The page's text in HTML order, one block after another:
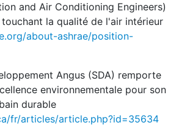
and Air Conditioning Engineers)
la qualité de l'air intérieur
about-ashrae/position-
Angus (SDA) remporte
environnementale pour son
durable
fr/articles/article.php?id=35634